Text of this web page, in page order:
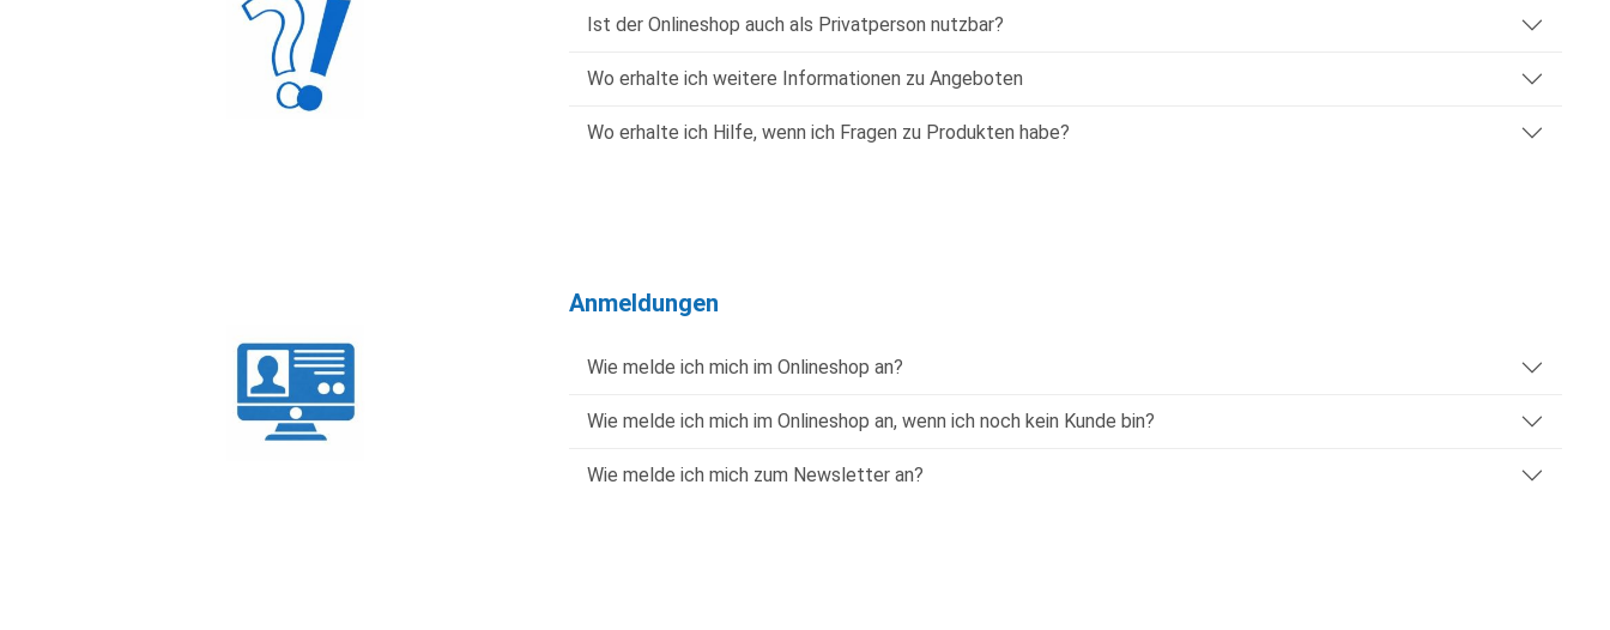
Ist der Onlineshop auch als Privatperson nutzbar?
Wo erhalte ich weitere Informationen zu Angeboten
Wo erhalte ich Hilfe, wenn ich Fragen zu Produkten habe?
Anmeldungen
Wie melde ich mich im Onlineshop an?
Wie melde ich mich im Onlineshop an, wenn ich noch kein Kunde bin?
Wie melde ich mich zum Newsletter an?